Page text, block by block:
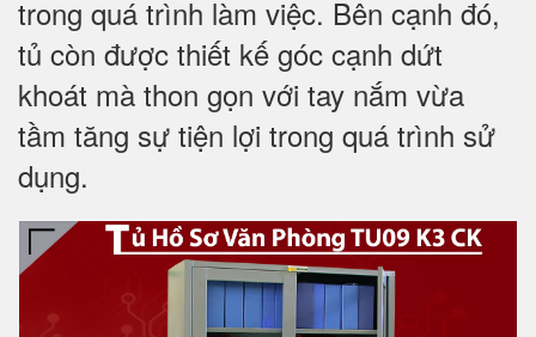
trong quá trình làm việc. Bên cạnh đó,
tủ còn được thiết kế góc cạnh dứt
khoát mà thon gọn với tay nắm vừa
tầm tăng sự tiện lợi trong quá trình sử
dụng.